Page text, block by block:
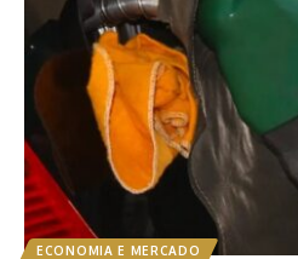
ECONOMIA E MERCADO